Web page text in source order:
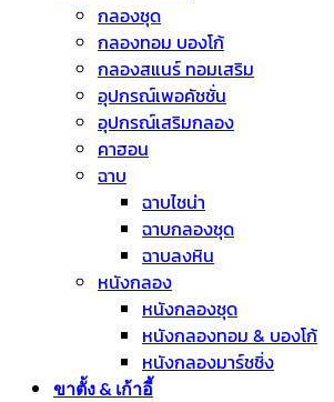
กลองชุด
กลองทอม บองโก้
กลองสแนร์ ทอมเสริม
อุปกรณ์เพอคัชชั่น
อุปกรณ์เสริมกลอง
คาฮอน
ฉาบ
ฉาบไชน่า
ฉาบกลองชุด
ฉาบลงหิน
หนังกลอง
หนังกลองชุด
หนังกลองทอม & บองโก้
หนังกลองมาร์ชชิ่ง
ขาตั้ง & เก้าอี้